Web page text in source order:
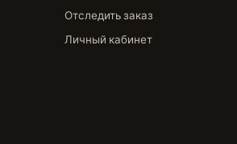
Отследить заказ
Личный кабинет